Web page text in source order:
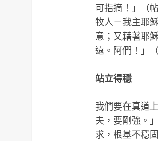
可指摘！」（
牧人－我主耶
意；又藉著耶
遠。阿們！」（
站立得穩
我們要在真道
夫，要剛強。
求，根基不穩